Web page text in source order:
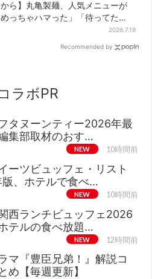
から】丸亀製麺、人気メニューが
っちゃハマった」「待ってた
2026.7.19
Recommended by
ラボPR
タヌーンティー2026年最
集部取材のおす…
NEW 10時間前
ーツビュッフェ・リスト
、ホテルで食べ…
NEW 10時間前
西ランチビュッフェ2026
テルの食べ放題…
NEW 12時間前
マ『豊臣兄弟！』解説コ
め【毎週更新】